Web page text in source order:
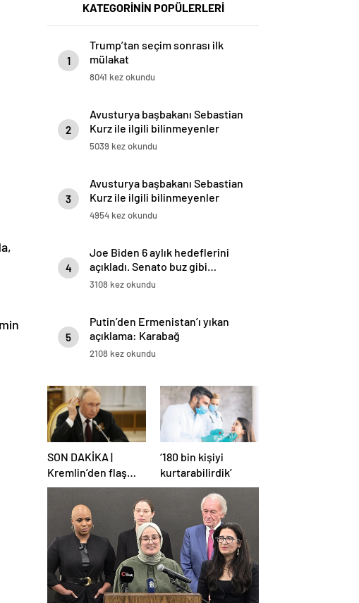
KATEGORİNİN POPÜLERLERİ
1
Trump’tan seçim sonrası ilk
mülakat
8041 kez okundu
2
Avusturya başbakanı Sebastian
Kurz ile ilgili bilinmeyenler
5039 kez okundu
3
Avusturya başbakanı Sebastian
Kurz ile ilgili bilinmeyenler
4954 kez okundu
4
Joe Biden 6 aylık hedeflerini
açıkladı. Senato buz gibi…
3108 kez okundu
5
Putin’den Ermenistan’ı yıkan
açıklama: Karabağ
Azerbaycan’ın ayrılmaz bir
2108 kez okundu
SON DAKİKA |
Kremlin’den flaş
Türkiye açıklaması!
‘180 bin kişiyi
kurtarabilirdik’